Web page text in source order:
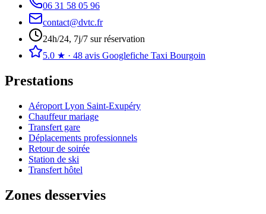
06 31 58 05 96
contact@dvtc.fr
24h/24, 7j/7 sur réservation
5.0 ★ · 48 avis Googlefiche Taxi Bourgoin
Prestations
Aéroport Lyon Saint-Exupéry
Chauffeur mariage
Transfert gare
Déplacements professionnels
Retour de soirée
Station de ski
Transfert hôtel
Zones desservies